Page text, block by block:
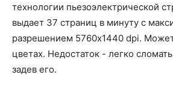
технологии пьезоэлектрической
выдает 37 страниц в минуту с
разрешением 5760x1440 dpi.
цветах. Недостаток - легко
задев его.